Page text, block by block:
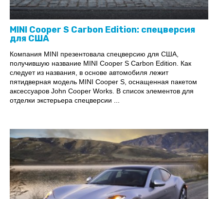
MINI Cooper S Carbon Edition: спецверсия
для США
Компания MINI презентовала спецверсию для США,
получившую название MINI Cooper S Carbon Edition. Как
следует из названия, в основе автомобиля лежит
пятидверная модель MINI Cooper S, оснащенная пакетом
аксессуаров John Cooper Works. В список элементов для
отделки экстерьера спецверсии ...